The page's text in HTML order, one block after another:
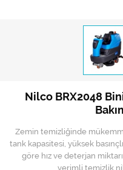
Sıfır Atık Çöp Torbaları
Tek-Çift Kovalı Temizlik
Toptan Temizlik Malzemeleri
Zemin Yıkama Pedleri
Nilco BRX2048
Zemin temizliğinde
tank kapasitesi, yüksek
göre hız ve deterjan
verimli temizlik